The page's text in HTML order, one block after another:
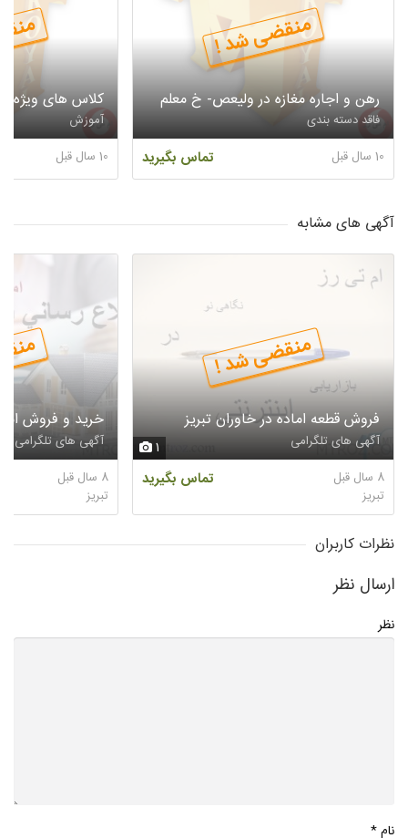
منقضی شد !
رهن و اجاره مغازه در ولیعص- خ معلم
فاقد دسته بندی
تماس بگیرید 10 سال قبل
کلاس های ویژه
آموزش
10 سال قبل
آگهی های مشابه
1
منقضی شد !
فروش قطعه اماده در خاوران تبريز
آگهی های تلگرامی
تماس بگیرید
8 سال قبل
تبريز
خريد و فروش
آگهی های تلگرامی
8 سال قبل
تبريز
نظرات کاربران
ارسال نظر
نظر
نام*